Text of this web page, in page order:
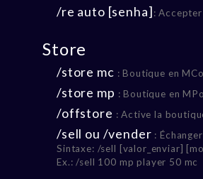
/re auto [senha]:
Store
/store mc : Boutique en
/store mp : Boutique en
/offstore : Active la
/sell ou /vender :
Sintaxe: /sell [valor_enviar]
Ex.: /sell 100 mp player 50 mc